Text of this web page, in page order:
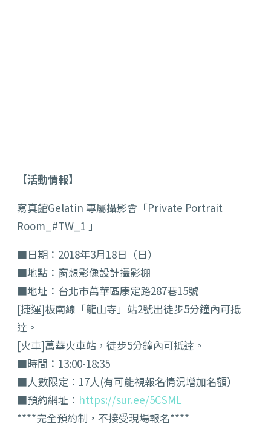
【活動情報】
寫真館Gelatin 專屬攝影會「Private Portrait
Room_#TW_1 」
■日期：2018年3月18日（日）
■地點：窗想影像設計攝影棚
■地址：台北市萬華區康定路287巷15號
[捷運]板南線「龍山寺」站2號出徒步5分鐘內可抵
達。
[火車]萬華火車站，徒步5分鐘內可抵達。
■時間：13:00-18:35
■人數限定：17人(有可能視報名情況增加名額）
■預約網址： https://sur.ee/5CSML
****完全預約制，不接受現場報名****